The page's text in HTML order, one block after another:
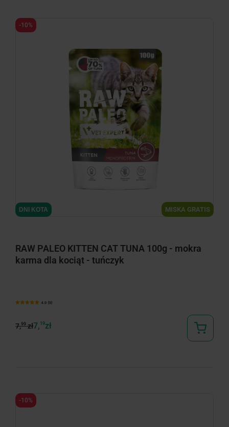
MISKA GRATIS
DNI KOTA
RAW PALEO KITTEN CAT TUNA 100g - mokra
karma dla kociąt - tuńczyk
4.9 (9)
7,99zł7, 19zł
-10%
-10%